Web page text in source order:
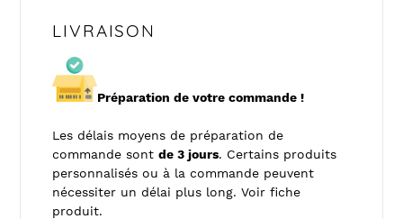
LIVRAISON
Préparation de votre commande !
Les délais moyens de préparation de
commande sont de 3 jours. Certains produits
personnalisés ou à la commande peuvent
nécessiter un délai plus long. Voir fiche
produit.